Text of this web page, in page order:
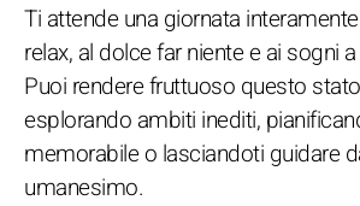
Ti attende una giornata
relax, al dolce far niente e ai sogni
Puoi rendere fruttuoso questo
esplorando ambiti inediti,
memorabile o lasciandoti guidare
umanesimo.